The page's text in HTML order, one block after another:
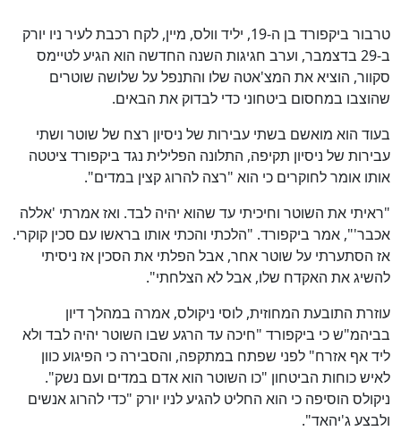
טרבור ביקפורד בן ה-19, יליד וולס, מיין, לקח רכבת לעיר ניו יורק
ב-29 בדצמבר, וערב חגיגות השנה החדשה הוא הגיע לטיימס
סקוור, הוציא את המצ'אטה שלו והתנפל על שלושה שוטרים
שהוצבו במחסום ביטחוני כדי לבדוק את הבאים.
בעוד הוא מואשם בשתי עבירות של ניסיון רצח של שוטר ושתי
עבירות של ניסיון תקיפה, התלונה הפלילית נגד ביקפורד ציטטה
אותו אומר לחוקרים כי הוא "רצה להרוג קצין במדים".
"ראיתי את השוטר וחיכיתי עד שהוא יהיה לבד. ואז אמרתי 'אללה
אכבר'", אמר ביקפורד. "הלכתי והכתי אותו בראשו עם סכין קוקרי.
אז הסתערתי על שוטר אחר, אבל הפלתי את הסכין אז ניסיתי
להשיג את האקדח שלו, אבל לא הצלחתי".
עוזרת התובעת המחוזית, לוסי ניקולס, אמרה במהלך דיון
בביהמ"ש כי ביקפורד "חיכה עד הרגע שבו השוטר יהיה לבד ולא
ליד אף אזרח" לפני שפתח במתקפה, והסבירה כי הפיגוע כוון
לאיש כוחות הביטחון "כו השוטר הוא אדם במדים ועם נשק".
ניקולס הוסיפה כי הוא החליט להגיע לניו יורק "כדי להרוג אנשים
ולבצע ג'יהאד".